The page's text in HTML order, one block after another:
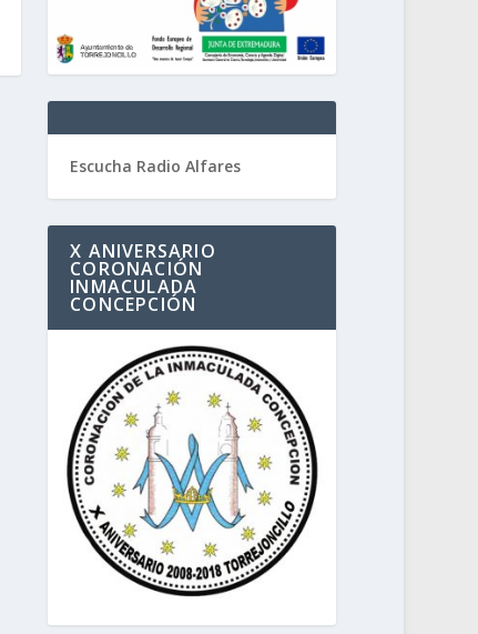
Escucha Radio Alfares
X ANIVERSARIO
CORONACIÓN
INMACULADA
CONCEPCIÓN